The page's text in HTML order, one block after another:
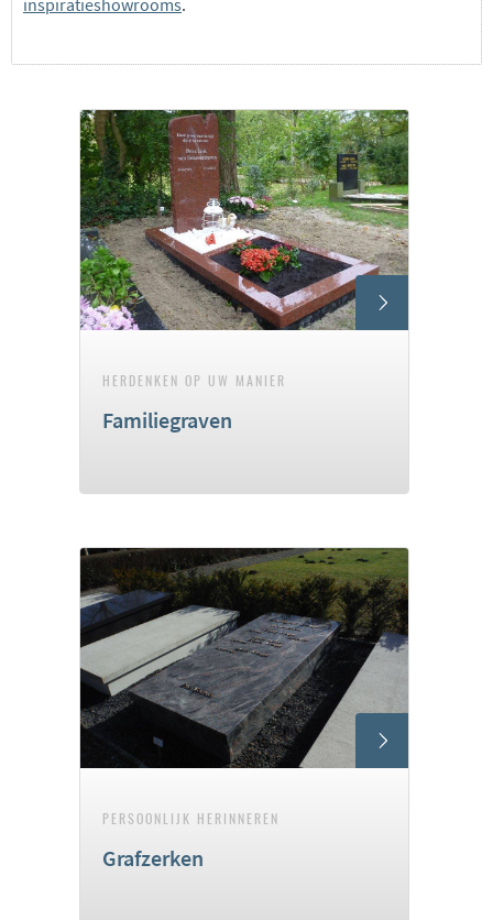
inspiratieshowrooms.
HERDENKEN OP UW MANIER
Familiegraven
PERSOONLIJK HERINNEREN
Grafzerken